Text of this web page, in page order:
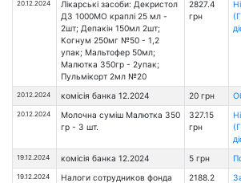
20.12.2024
Лікарські засоби: Декристол
Д3 1000МО краплі 25 мл -
2шт; Депакін 150мл 2шт;
Когнум 250мг №50 - 1,2
упак; Мальтофер 50мл;
Малютка 350гр - 2упак;
Пульмікорт 2мл №20
2827.4
грн
20.12.2024 комісія банка 12.2024 20 грн
20.12.2024
Молочна суміш Малютка 350
гр - 3 шт.
327.15
грн
19.12.2024 комісія банка 12.2024 5 грн
19.12.2024
Налоги сотрудников фонда
2188.2